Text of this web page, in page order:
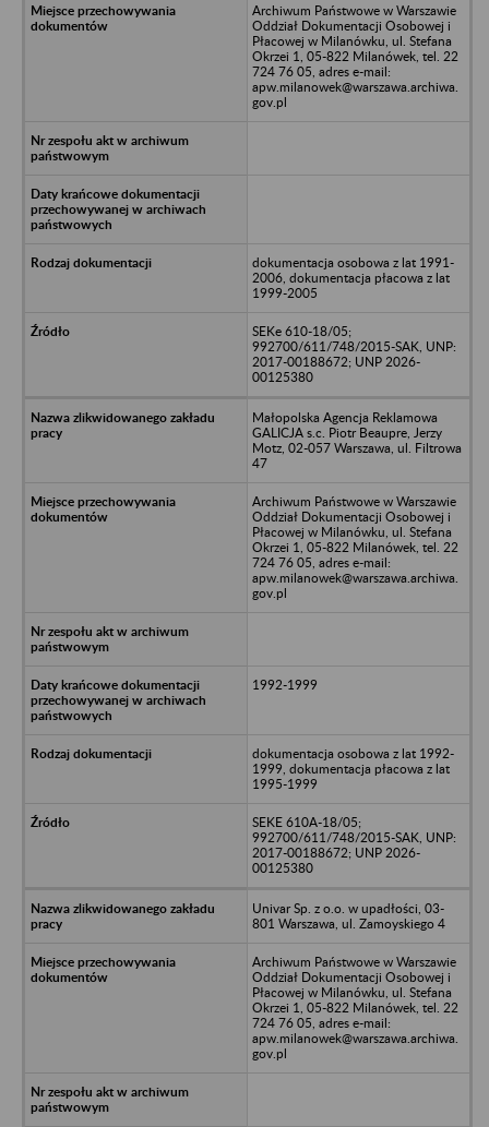
Archiwum Państwowe w Warszawie
Oddział Dokumentacji Osobowej i
Płacowej w Milanówku, ul. Stefana
Okrzei 1, 05-822 Milanówek, tel. 22
724 76 05, adres e-mail:
apw.milanowek@warszawa.archiwa.
gov.pl
dokumentacja osobowa z lat 1991-
2006, dokumentacja płacowa z lat
1999-2005
SEKe 610-18/05;
992700/611/748/2015-SAK, UNP:
2017-00188672; UNP 2026-
00125380
Małopolska Agencja Reklamowa
GALICJA s.c. Piotr Beaupre, Jerzy
Motz, 02-057 Warszawa, ul. Filtrowa
47
Archiwum Państwowe w Warszawie
Oddział Dokumentacji Osobowej i
Płacowej w Milanówku, ul. Stefana
Okrzei 1, 05-822 Milanówek, tel. 22
724 76 05, adres e-mail:
apw.milanowek@warszawa.archiwa.
gov.pl
1992-1999
dokumentacja osobowa z lat 1992-
1999, dokumentacja płacowa z lat
1995-1999
SEKE 610A-18/05;
992700/611/748/2015-SAK, UNP:
2017-00188672; UNP 2026-
00125380
Univar Sp. z o.o. w upadłości, 03-
801 Warszawa, ul. Zamoyskiego 4
Archiwum Państwowe w Warszawie
Oddział Dokumentacji Osobowej i
Płacowej w Milanówku, ul. Stefana
Okrzei 1, 05-822 Milanówek, tel. 22
724 76 05, adres e-mail:
apw.milanowek@warszawa.archiwa.
gov.pl